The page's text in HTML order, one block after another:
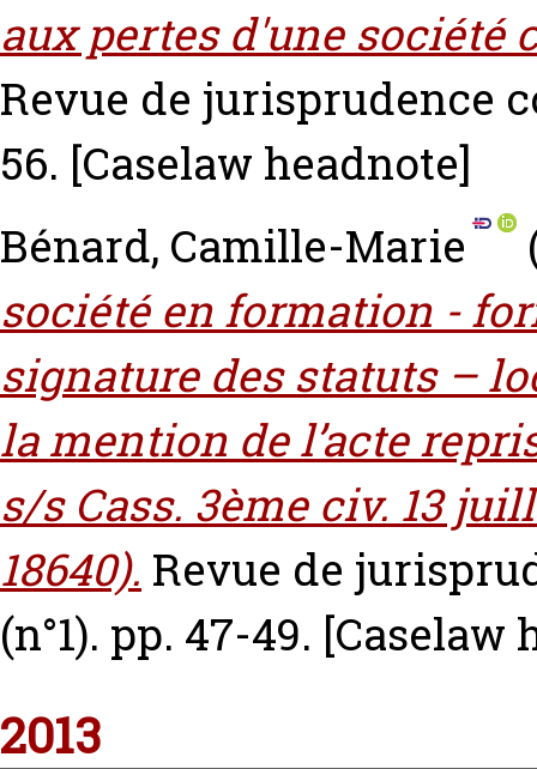
aux pertes d'une
Revue de jurisprudence
56. [Caselaw headnote]
Bénard, Camille-Marie
société en formation -
signature des statuts –
la mention de l’acte
s/s Cass. 3ème civ. 13
18640). Revue de
(n°1). pp. 47-49. [Caselaw
2013